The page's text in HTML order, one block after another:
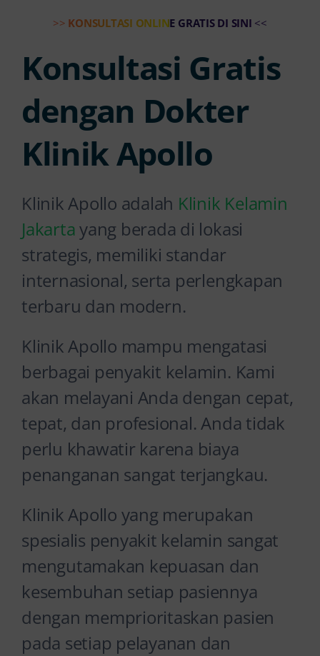
>> KONSULTASI ONLINE GRATIS DI SINI <<
Konsultasi Gratis
dengan Dokter
Klinik Apollo
Klinik Apollo adalah Klinik Kelamin
Jakartayang berada di lokasi
strategis, memiliki standar
internasional, serta perlengkapan
terbaru dan modern.
Klinik Apollo mampu mengatasi
berbagai penyakit kelamin. Kami
akan melayani Anda dengan cepat,
tepat, dan profesional. Anda tidak
perlu khawatir karena biaya
penanganan sangat terjangkau.
Klinik Apollo yang merupakan
spesialis penyakit kelamin sangat
mengutamakan kepuasan dan
kesembuhan setiap pasiennya
dengan memprioritaskan pasien
pada setiap pelayanan dan